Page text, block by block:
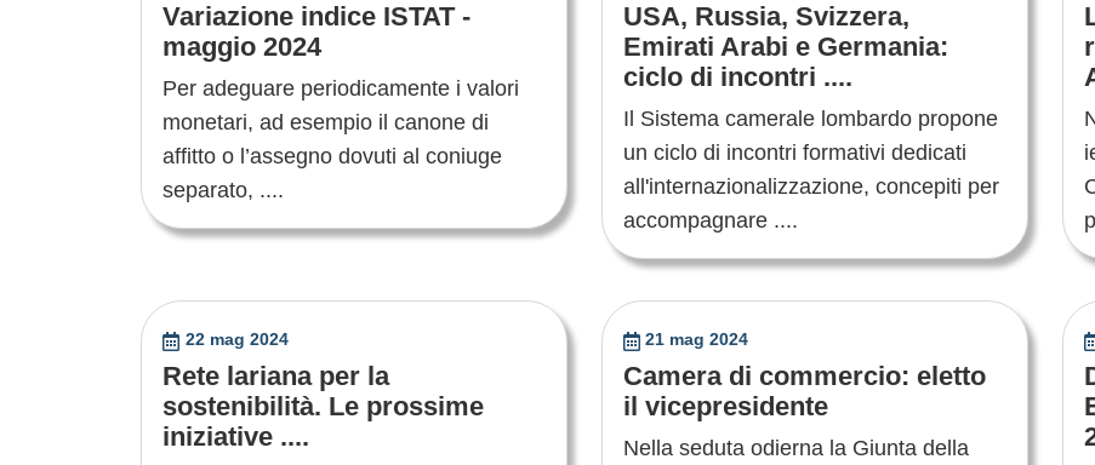
Variazione indice ISTAT -
maggio 2024
Per adeguare periodicamente i valori
monetari, ad esempio il canone di
affitto o l’assegno dovuti al coniuge
separato, ....
USA, Russia, Svizzera,
Emirati Arabi e Germania:
ciclo di incontri ....
Il Sistema camerale lombardo propone
un ciclo di incontri formativi dedicati
all'internazionalizzazione, concepiti per
accompagnare ....
22 mag 2024
Rete lariana per la
sostenibilità. Le prossime
iniziative ....
21 mag 2024
Camera di commercio: eletto
il vicepresidente
Nella seduta odierna la Giunta della